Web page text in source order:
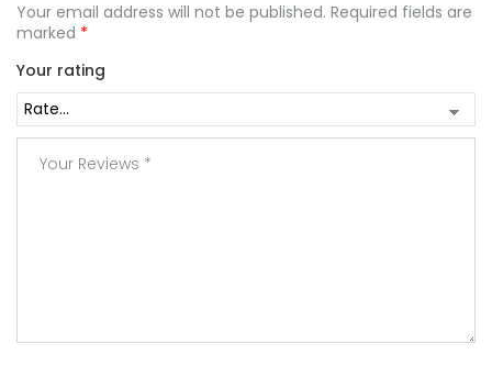
Your email address will not be published. Required fields are
marked *
Your rating